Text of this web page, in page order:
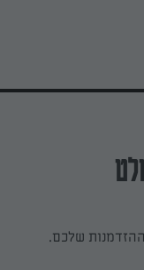
שלכם.